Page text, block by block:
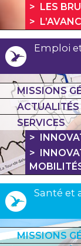
LES
Emploi
MISSIONS
ACTUALITÉS
SERVICES
Santé et
MISSIONS